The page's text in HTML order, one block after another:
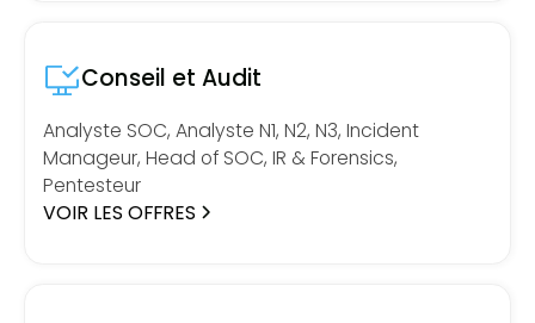
Conseil et Audit
Analyste SOC, Analyste N1, N2, N3, Incident
Manageur, Head of SOC, IR & Forensics,
Pentesteur
VOIR LES OFFRES